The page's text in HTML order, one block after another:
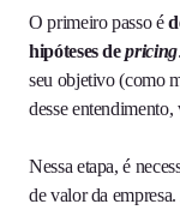
O primeiro passo é
hipóteses depricing
seu objetivo (como
desse
Nessa etapa, é
de valor da